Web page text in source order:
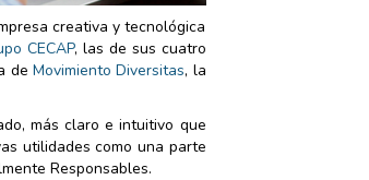
creativa y tecnológica
CECAP, las de sus cuatro
de Movimiento Diversitas, la
más claro e intuitivo que
utilidades como una parte
Responsables.